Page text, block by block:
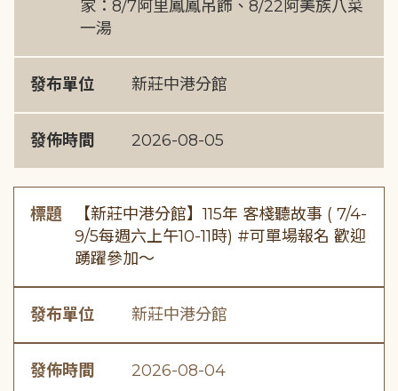
家：8/7阿里鳳鳳吊飾、8/22阿美族八菜
一湯
發布單位 新莊中港分館
發佈時間 2026-08-05
標題
【新莊中港分館】115年 客棧聽故事 ( 7/4-
9/5每週六上午10-11時) #可單場報名 歡迎
踴躍參加～
發布單位 新莊中港分館
發佈時間 2026-08-04